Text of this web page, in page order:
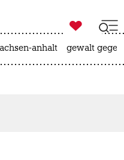

taz zahl ich
anhalt gewalt